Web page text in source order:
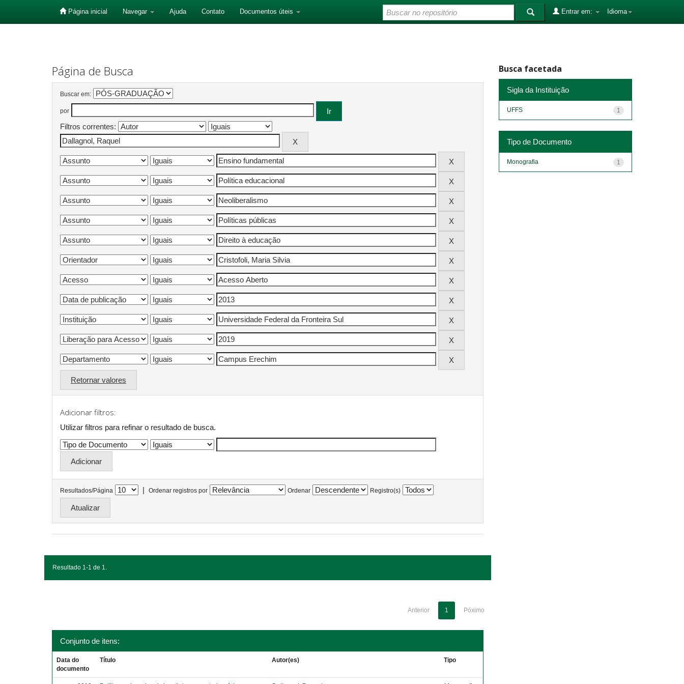
Página inicial Navegar Ajuda Contato Documentos úteis Idioma
Entrar em:
Página de Busca
Buscar em:
por
Filtros correntes:
Retornar valores
Adicionar filtros:
Utilizar filtros para refinar o resultado de busca.
Resultados/Página | Ordenar registros por Ordenar Registro(s)
Resultado 1-1 de 1.
Anterior 1 Póximo
Conjunto de itens:
Data do
documento
Título Autor(es) Tipo
Busca facetada
Sigla da Instituição
1
UFFS
Tipo de Documento
1
Monografia